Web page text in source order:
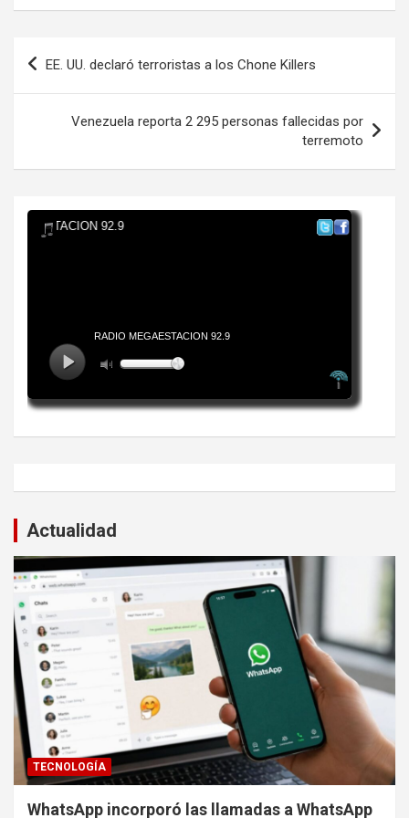
Navegación
entradas
EE. UU. declaró terroristas a los Chone Killers
Venezuela reporta 2 295 personas fallecidas por
terremoto
Actualidad
TECNOLOGÍA
WhatsApp incorporó las llamadas a WhatsApp